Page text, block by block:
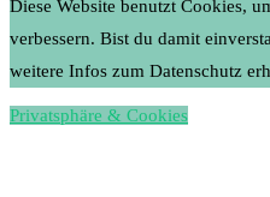
Diese Website benutzt Cookies,
verbessern. Bist du damit
weitere Infos zum Datenschutz
Privatsphäre & Cookies